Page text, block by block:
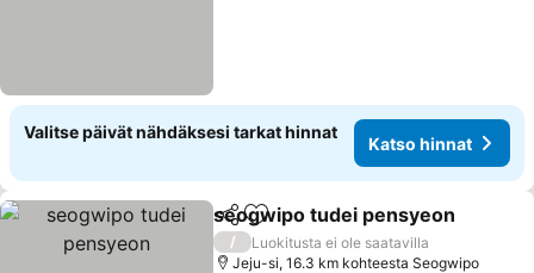
Valitse päivät nähdäksesi tarkat hinnat
Katso hinnat
Jaa Lisää suosikkeihin
seogwipo tudei pensyeon
/
Luokitusta ei ole saatavilla
Jeju-si, 16.3 km kohteesta Seogwipo